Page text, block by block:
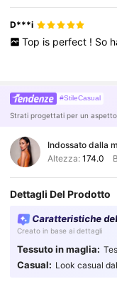
D***i
Top is perfect ! So
#StileCasual
Strati progettati per un
Indossato dalla
Altezza: 174.0
Dettagli Del Prodotto
Caratteristiche
Creato in base ai dettagli
Tessuto in maglia:
Casual: Look casual